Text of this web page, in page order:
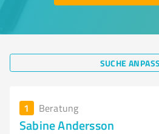
SUCHE
1 Beratung
Sabine Andersson